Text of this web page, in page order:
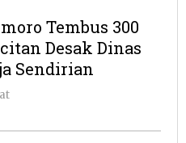
Tembus
300
Penderita,
Dinas
Tembus 300
Desak Dinas
Sendirian